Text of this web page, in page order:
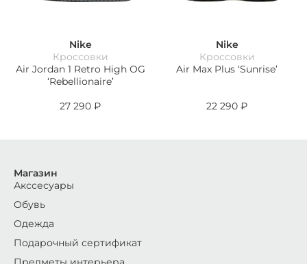
Nike
Кроссовки
Air Jordan 1 Retro High OG
‘Rebellionaire’
27 290 ₽
Nike
Кроссовки
Air Max Plus ‘Sunrise’
22 290 ₽
Магазин
Акссесуары
Обувь
Одежда
Подарочный сертификат